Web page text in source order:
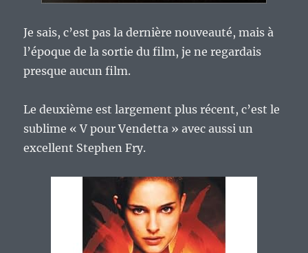
Je sais, c’est pas la dernière nouveauté, mais à
l’époque de la sortie du film, je ne regardais
presque aucun film.
Le deuxième est largement plus récent, c’est le
sublime « V pour Vendetta » avec aussi un
excellent Stephen Fry.